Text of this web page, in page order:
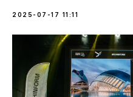
2025-07-17 11:11